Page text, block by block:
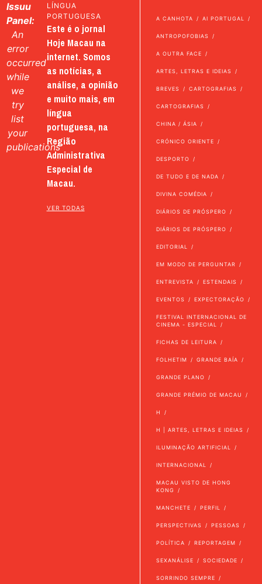
Issuu
Panel:
An
error
occurred
while
we
try
list
your
publications
LÍNGUA
PORTUGUESA
Este é o jornal
Hoje Macau na
internet. Somos
as notícias, a
análise, a opinião
e muito mais, em
língua
portuguesa, na
Região
Administrativa
Especial de
Macau.
VER TODAS
A CANHOTA AI PORTUGAL
ANTROPOFOBIAS
A OUTRA FACE
ARTES, LETRAS E IDEIAS
BREVES CARTOGRAFIAS
CARTOGRAFIAS
CHINA / ÁSIA
CRÓNICO ORIENTE
DESPORTO
DE TUDO E DE NADA
DIVINA COMÉDIA
DIÁRIOS DE PRÓSPERO
DIÁRIOS DE PRÓSPERO
EDITORIAL
EM MODO DE PERGUNTAR
ENTREVISTA ESTENDAIS
EVENTOS EXPECTORAÇÃO
FESTIVAL INTERNACIONAL DE
CINEMA - ESPECIAL
FICHAS DE LEITURA
FOLHETIM GRANDE BAÍA
GRANDE PLANO
GRANDE PRÉMIO DE MACAU
H
H | ARTES, LETRAS E IDEIAS
ILUMINAÇÃO ARTIFICIAL
INTERNACIONAL
MACAU VISTO DE HONG
KONG
MANCHETE PERFIL
PERSPECTIVAS PESSOAS
POLÍTICA REPORTAGEM
SEXANÁLISE SOCIEDADE
SORRINDO SEMPRE